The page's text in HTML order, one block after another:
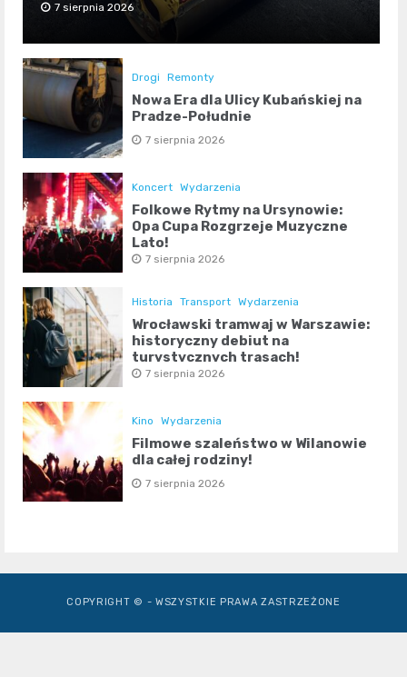
7 sierpnia 2026
Drogi Remonty
Nowa Era dla Ulicy Kubańskiej na
Pradze-Południe
7 sierpnia 2026
Koncert Wydarzenia
Folkowe Rytmy na Ursynowie:
Opa Cupa Rozgrzeje Muzyczne
Lato!
7 sierpnia 2026
Historia Transport Wydarzenia
Wrocławski tramwaj w Warszawie:
historyczny debiut na
turystycznych trasach!
7 sierpnia 2026
Kino Wydarzenia
Filmowe szaleństwo w Wilanowie
dla całej rodziny!
7 sierpnia 2026
COPYRIGHT © - WSZYSTKIE PRAWA ZASTRZEŻONE